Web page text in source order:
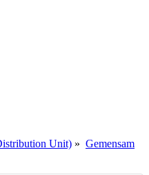
Unit) » Gemensam